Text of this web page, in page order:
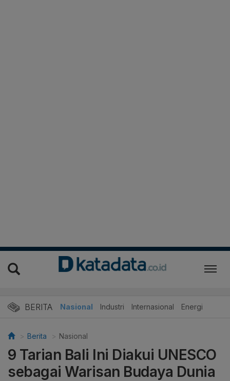
BERITA Nasional Industri Internasional Energi
Berita Nasional
9 Tarian Bali Ini Diakui UNESCO
sebagai Warisan Budaya Dunia